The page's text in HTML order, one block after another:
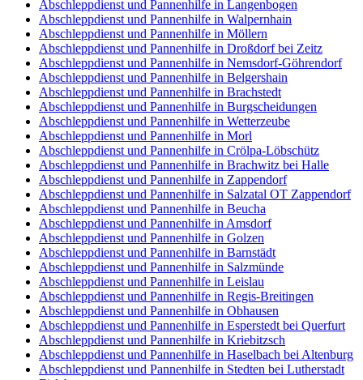
Abschleppdienst und Pannenhilfe in Langenbogen
Abschleppdienst und Pannenhilfe in Walpernhain
Abschleppdienst und Pannenhilfe in Möllern
Abschleppdienst und Pannenhilfe in Droßdorf bei Zeitz
Abschleppdienst und Pannenhilfe in Nemsdorf-Göhrendorf
Abschleppdienst und Pannenhilfe in Belgershain
Abschleppdienst und Pannenhilfe in Brachstedt
Abschleppdienst und Pannenhilfe in Burgscheidungen
Abschleppdienst und Pannenhilfe in Wetterzeube
Abschleppdienst und Pannenhilfe in Morl
Abschleppdienst und Pannenhilfe in Crölpa-Löbschütz
Abschleppdienst und Pannenhilfe in Brachwitz bei Halle
Abschleppdienst und Pannenhilfe in Zappendorf
Abschleppdienst und Pannenhilfe in Salzatal OT Zappendorf
Abschleppdienst und Pannenhilfe in Beucha
Abschleppdienst und Pannenhilfe in Amsdorf
Abschleppdienst und Pannenhilfe in Golzen
Abschleppdienst und Pannenhilfe in Barnstädt
Abschleppdienst und Pannenhilfe in Salzmünde
Abschleppdienst und Pannenhilfe in Leislau
Abschleppdienst und Pannenhilfe in Regis-Breitingen
Abschleppdienst und Pannenhilfe in Obhausen
Abschleppdienst und Pannenhilfe in Esperstedt bei Querfurt
Abschleppdienst und Pannenhilfe in Kriebitzsch
Abschleppdienst und Pannenhilfe in Haselbach bei Altenburg
Abschleppdienst und Pannenhilfe in Stedten bei Lutherstadt